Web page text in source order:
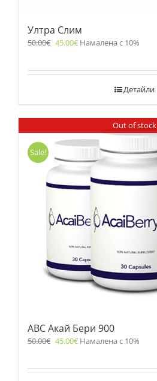
Ултра Слим
50.00€ 45.00€ Намалена с 10%
Детайли
Out of stock
Sale!
ABC Акай Бери 900
50.00€ 45.00€ Намалена с 10%